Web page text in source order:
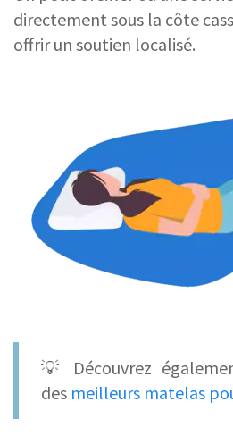
directement sous la côte
offrir un soutien localisé.
💡 Découvrez
des meilleurs matelas